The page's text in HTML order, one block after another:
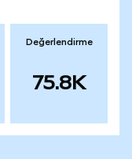
Değerlendirme
75.8K